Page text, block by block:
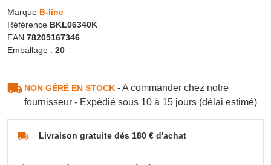
Marque B-line
Référence BKL06340K
EAN 78205167346
Emballage : 20
NON GÉRÉ EN STOCK- A commander chez notre
fournisseur - Expédié sous 10 à 15 jours (délai estimé)
Livraison gratuite dès 180 € d'achat